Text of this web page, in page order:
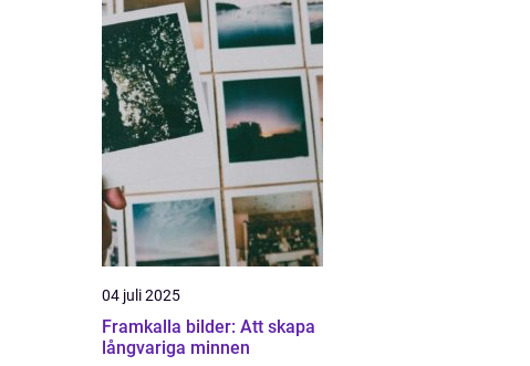
04 juli 2025
Framkalla bilder: Att skapa
långvariga minnen